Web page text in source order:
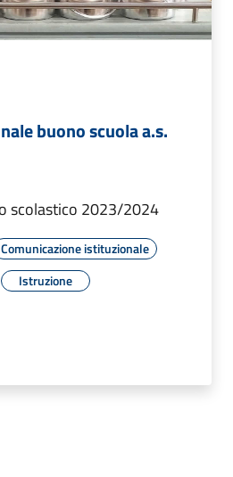
buono scuola a.s.
scolastico 2023/2024
Comunicazione istituzionale
Istruzione